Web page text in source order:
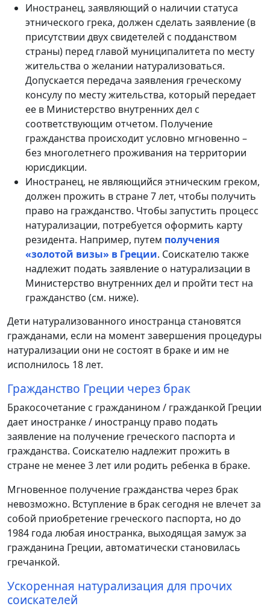
Иностранец, заявляющий о наличии статуса
этнического грека, должен сделать заявление (в
присутствии двух свидетелей с подданством
страны) перед главой муниципалитета по месту
жительства о желании натурализоваться.
Допускается передача заявления греческому
консулу по месту жительства, который передает
ее в Министерство внутренних дел с
соответствующим отчетом. Получение
гражданства происходит условно мгновенно –
без многолетнего проживания на территории
юрисдикции.
Иностранец, не являющийся этническим греком,
должен прожить в стране 7 лет, чтобы получить
право на гражданство. Чтобы запустить процесс
натурализации, потребуется оформить карту
резидента. Например, путем получения
«золотой визы» в Греции. Соискателю также
надлежит подать заявление о натурализации в
Министерство внутренних дел и пройти тест на
гражданство (см. ниже).
Дети натурализованного иностранца становятся
гражданами, если на момент завершения процедуры
натурализации они не состоят в браке и им не
исполнилось 18 лет.
Гражданство Греции через брак
Бракосочетание с гражданином / гражданкой Греции
дает иностранке / иностранцу право подать
заявление на получение греческого паспорта и
гражданства. Соискателю надлежит прожить в
стране не менее 3 лет или родить ребенка в браке.
Мгновенное получение гражданства через брак
невозможно. Вступление в брак сегодня не влечет за
собой приобретение греческого паспорта, но до
1984 года любая иностранка, выходящая замуж за
гражданина Греции, автоматически становилась
гречанкой.
Ускоренная натурализация для прочих
соискателей